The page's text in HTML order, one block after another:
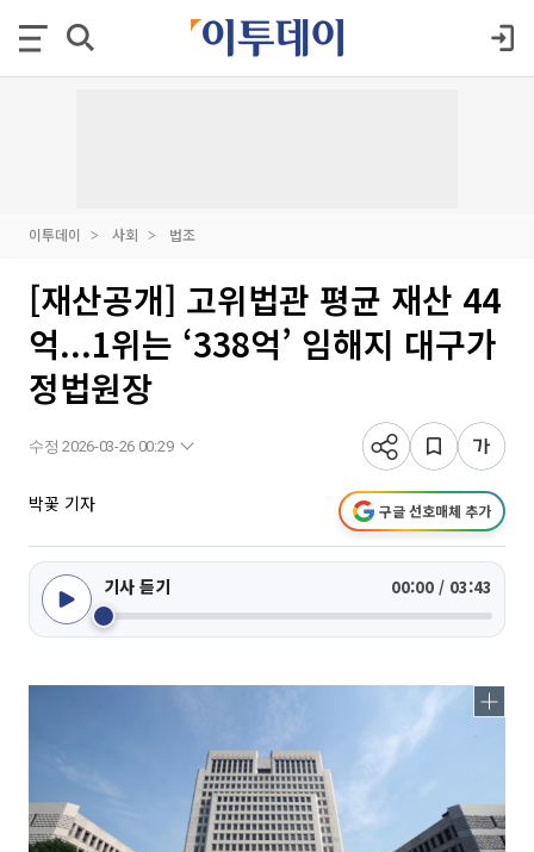
이투데이 사회 법조
[재산공개] 고위법관 평균 재산 44
억...1위는 ‘338억’ 임해지 대구가
정법원장
수정 2026-03-26 00:29
박꽃 기자 구글 선호매체 추가
기사 듣기 00:00 / 03:43